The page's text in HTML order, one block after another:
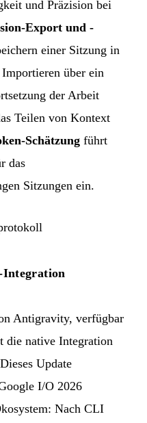
und Präzision bei
Export und -
einer Sitzung in
über ein
der Arbeit
Teilen von Kontext
Schätzung führt
das
Sitzungen ein.
Antigravity, verfügbar
die native Integration
Update
I/O 2026
Nach CLI